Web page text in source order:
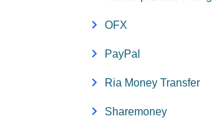
OFX
PayPal
Ria Money Transfer
Sharemoney